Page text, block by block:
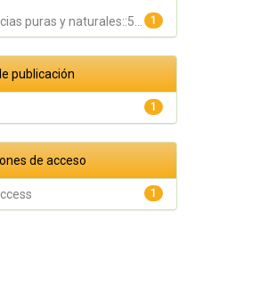
1
puras y naturales::5...
publicación
1
de acceso
1